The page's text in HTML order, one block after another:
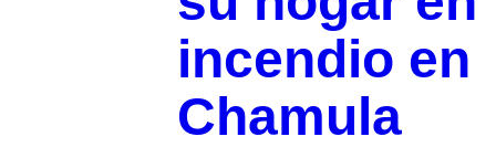
incendio en
Chamula